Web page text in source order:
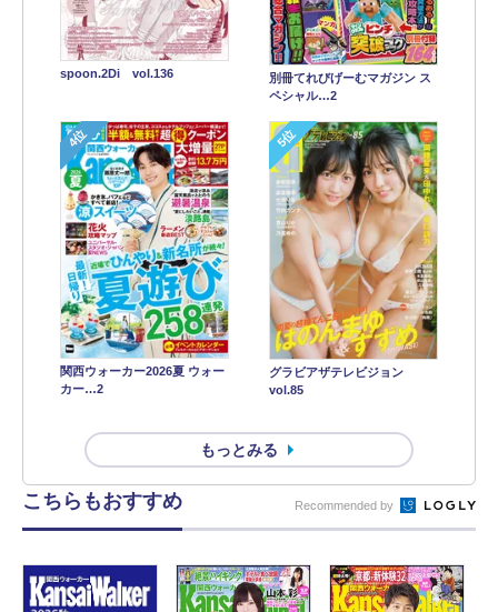
spoon.2Di vol.136
別冊てれびげーむマガジン ス
ペシャル…2
4位
関西ウォーカー2026夏 ウォー
カー…2
5位
グラビアザテレビジョン
vol.85
もっとみる
こちらもおすすめ Recommended by